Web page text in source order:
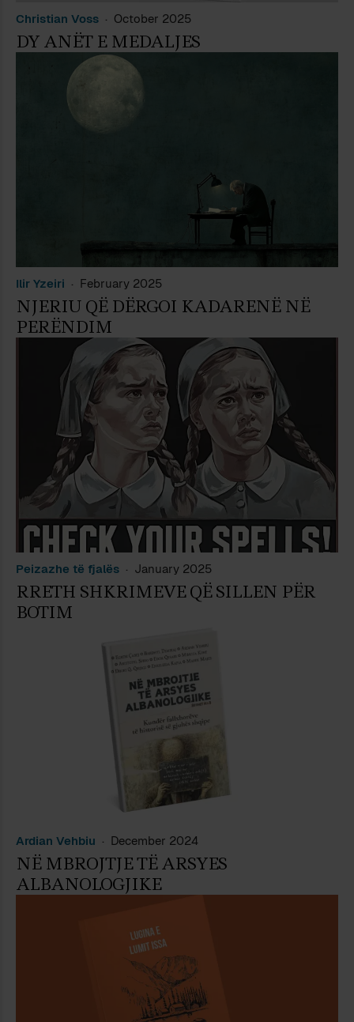
Christian Voss October 2025
DY ANËT E MEDALJES
Ilir Yzeiri February 2025
NJERIU QË DËRGOI KADARENË NË
PERËNDIM
Peizazhe të fjalës January 2025
RRETH SHKRIMEVE QË SILLEN PËR
BOTIM
Ardian Vehbiu December 2024
NË MBROJTJE TË ARSYES
ALBANOLOGJIKE